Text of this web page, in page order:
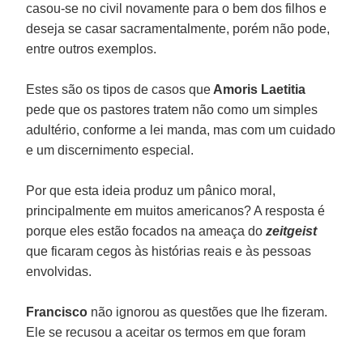
casou-se no civil novamente para o bem dos filhos e
deseja se casar sacramentalmente, porém não pode,
entre outros exemplos.
Estes são os tipos de casos que Amoris Laetitia
pede que os pastores tratem não como um simples
adultério, conforme a lei manda, mas com um cuidado
e um discernimento especial.
Por que esta ideia produz um pânico moral,
principalmente em muitos americanos? A resposta é
porque eles estão focados na ameaça dozeitgeist
que ficaram cegos às histórias reais e às pessoas
envolvidas.
Francisco não ignorou as questões que lhe fizeram.
Ele se recusou a aceitar os termos em que foram